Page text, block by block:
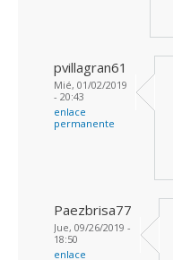
pvillagran61
Mié, 01/02/2019
- 20:43
enlace
permanente
Paezbrisa77
Jue, 09/26/2019 -
18:50
enlace